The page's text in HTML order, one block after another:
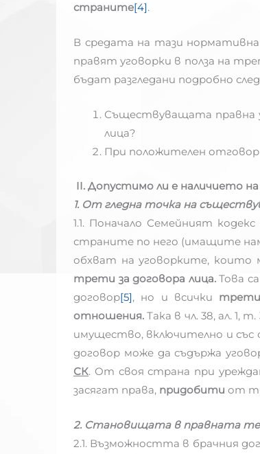
страните[4].
В средата на тази
правят уговорки в полза на
бъдат разгледани подробно
Съществуващата правна
лица?
При положителен отговор
II. Допустимо ли е наличието
1. От гледна точка на
1.1. Поначало Семейният
страните по него (имащите
обхват на уговорките, които
трети за договора лица. Това са
договор[5], но и всички трети
отношения. Така в чл. 38, ал. 1,
имущество, включително и
договор може да съдържа
СК. От своя страна при
засягат права, придобити от
2. Становищата в правната
2.1. Възможността в брачния